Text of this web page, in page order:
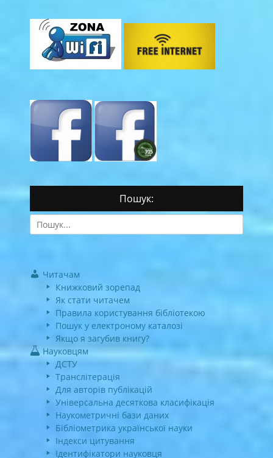
Пошук:
Search
for:
Читачам
Книжковий зорепад
Як стати читачем
Правила користування бібліотекою
Пошук у електроному каталозі
Якщо я загубив книгу?
Науковцям
ДСТУ
Транслітерація
Для авторів публікацій
Універсальна десяткова класифікація
Наукометричні бази даних
Бібліометрика української науки
Індекси цитування
Ідентифікатори науковця